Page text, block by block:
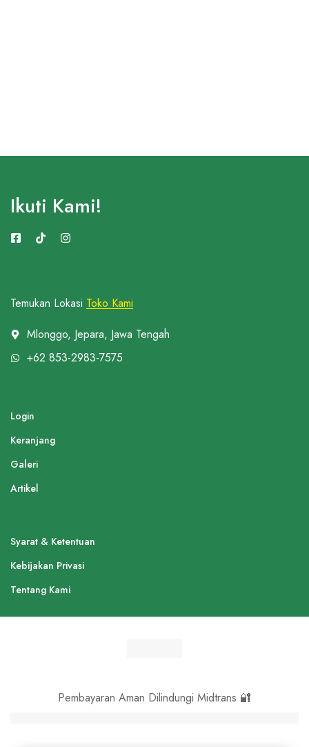
Temukan Lokasi Toko Kami
Mlonggo, Jepara, Jawa Tengah
+62 853-2983-7575
Login
Keranjang
Galeri
Artikel
Syarat & Ketentuan
Kebijakan Privasi
Tentang Kami
Ikuti Kami!
Pembayaran Aman Dilindungi Midtrans 🔐